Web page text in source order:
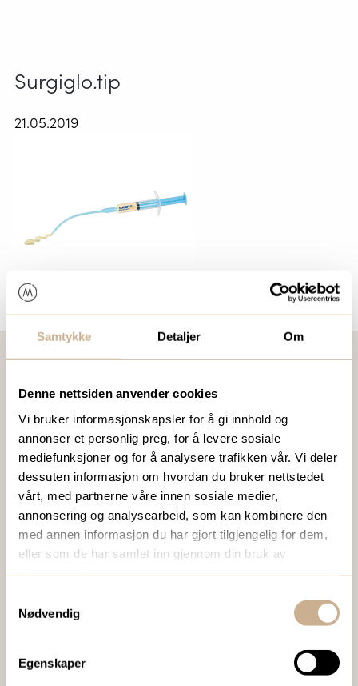
Samtykke Detaljer Om
Denne nettsiden anvender cookies
Vi bruker informasjonskapsler for å gi innhold og
annonser et personlig preg, for å levere sosiale
mediefunksjoner og for å analysere trafikken vår. Vi deler
dessuten informasjon om hvordan du bruker nettstedet
vårt, med partnerne våre innen sosiale medier,
annonsering og analysearbeid, som kan kombinere den
med annen informasjon du har gjort tilgjengelig for dem,
eller som de har samlet inn gjennom din bruk av
Nødvendig
Egenskaper
Surgiglo.tip
21.05.2019
VIL DU VITE MER OM VÅRE PRODUKTER?
Ta kontakt med en av våre medarbeidere, eller send en e-
post tilortomedic@ortomedic.no
Ta kontakt
BESTILL VÅRT GRATIS KUNDEMAGASIN
med siste nytt innenfor ortopedi, traume, kirurgi, hospital
Bestill Ortomedia